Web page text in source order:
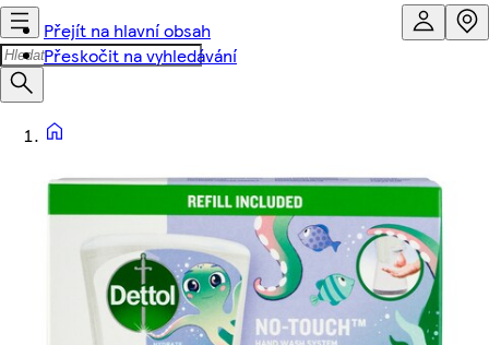
Přejít na hlavní obsah
Přeskočit na vyhledávání